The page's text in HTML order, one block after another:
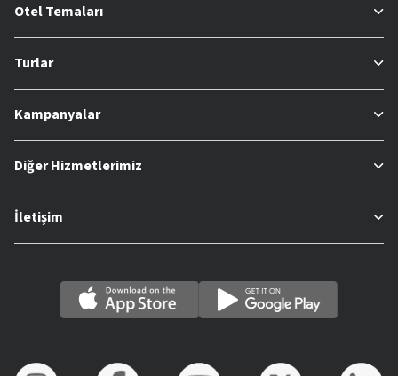
Otel Temaları
Turlar
Kampanyalar
Diğer Hizmetlerimiz
İletişim